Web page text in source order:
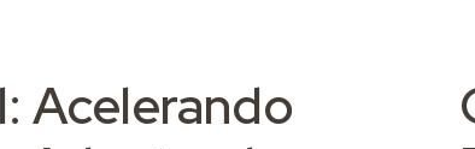
Acelerando